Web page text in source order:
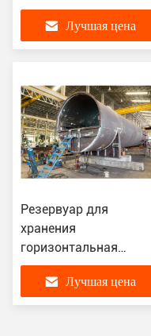
хранения
промышленного
химический Rustproof
Лучшая цена
Резервуар для
хранения
горизонтальная
емкость под
давлением РГПЗ
Лучшая цена